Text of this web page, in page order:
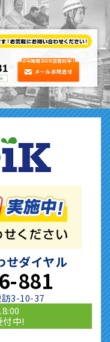
せダイヤル
881
3-10-37
付中!